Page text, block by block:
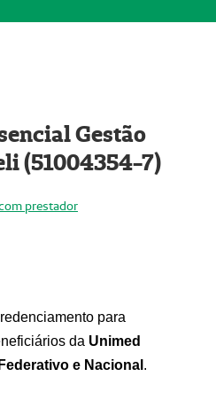
Gestão
(51004354-7)
prestador
para
da Unimed
e Nacional .